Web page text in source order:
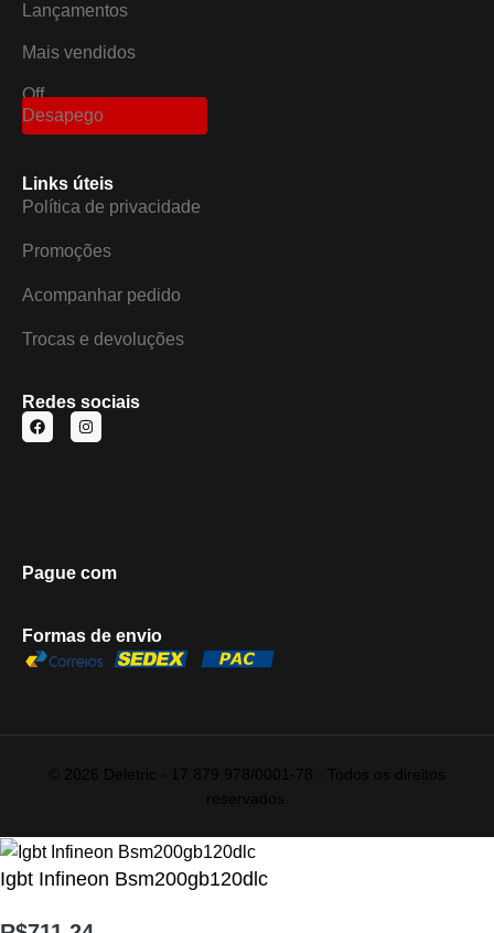
Lançamentos
Mais vendidos
Off
Desapego
Links úteis
Política de privacidade
Promoções
Acompanhar pedido
Trocas e devoluções
Redes sociais
Pague com
Formas de envio
Igbt Infineon Bsm200gb120dlc